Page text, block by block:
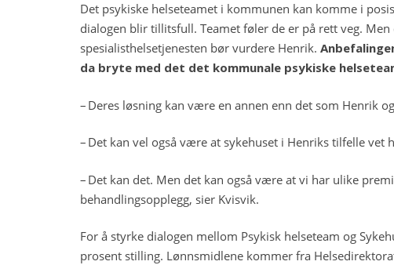
Det psykiske helseteamet i kommunen kan komme i
dialogen blir tillitsfull. Teamet føler de er på rett veg.
spesialisthelsetjenesten bør vurdere Henrik.
da bryte med det det kommunale psykiske
– Deres løsning kan være en annen enn det som Henrik
– Det kan vel også være at sykehuset i Henriks tilfelle vet
– Det kan det. Men det kan også være at vi har ulike
behandlingsopplegg, sier Kvisvik.
For å styrke dialogen mellom Psykisk helseteam og
prosent stilling. Lønnsmidlene kommer fra